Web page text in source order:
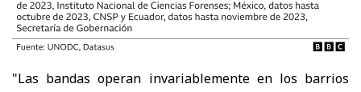
"Las bandas operan invariablemente en los barrios